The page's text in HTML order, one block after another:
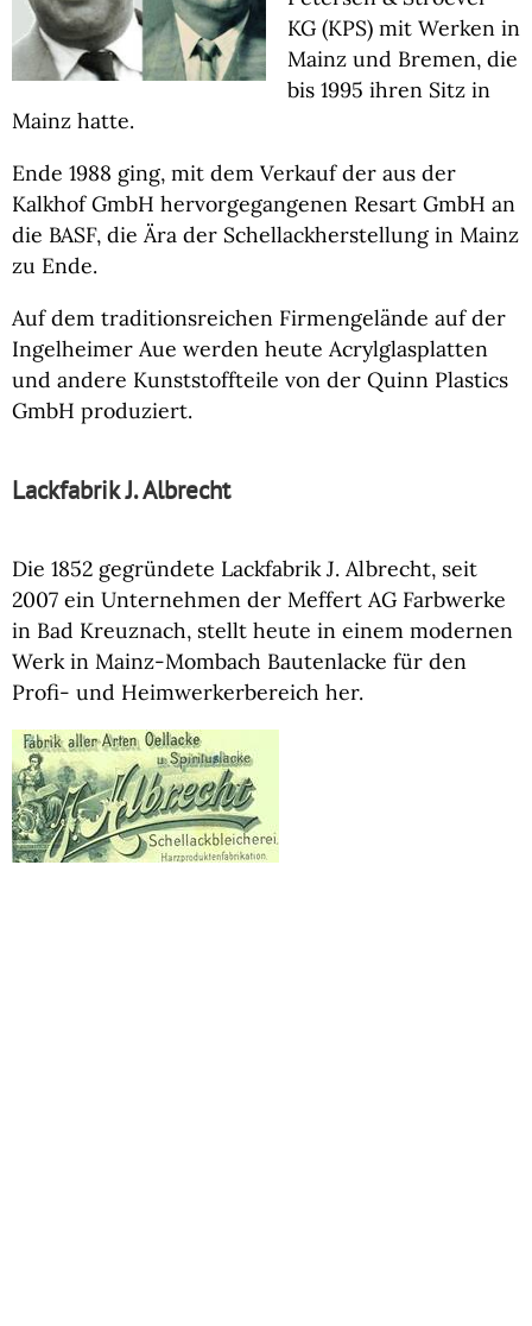
KG (KPS) mit Werken in
Mainz und Bremen, die
bis 1995 ihren Sitz in
Mainz hatte.
Ende 1988 ging, mit dem Verkauf der aus der
Kalkhof GmbH hervorgegangenen Resart GmbH an
die BASF, die Ära der Schellackherstellung in Mainz
zu Ende.
Auf dem traditionsreichen Firmengelände auf der
Ingelheimer Aue werden heute Acrylglasplatten
und andere Kunststoffteile von der Quinn Plastics
GmbH produziert.
Lackfabrik J. Albrecht
Die 1852 gegründete Lackfabrik J. Albrecht, seit
2007 ein Unternehmen der Meffert AG Farbwerke
in Bad Kreuznach, stellt heute in einem modernen
Werk in Mainz-Mombach Bautenlacke für den
Profi- und Heimwerkerbereich her.